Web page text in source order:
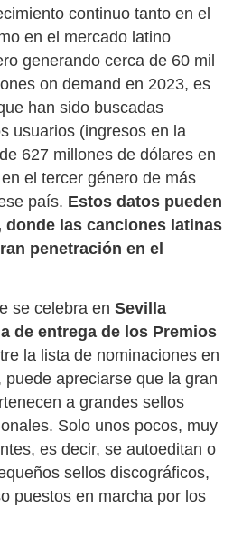
continuo tanto en el
en el mercado latino
generando cerca de 60 mil
on demand en 2023, es
han sido buscadas
usuarios (ingresos en la
627 millones de dólares en
el tercer género de más
país. Estos datos pueden
donde las canciones latinas
penetración en el
se celebra en Sevilla
de entrega de los Premios
la lista de nominaciones en
apreciarse que la gran
a grandes sellos
Solo unos pocos, muy
es decir, se autoeditan o
sellos discográficos,
puestos en marcha por los